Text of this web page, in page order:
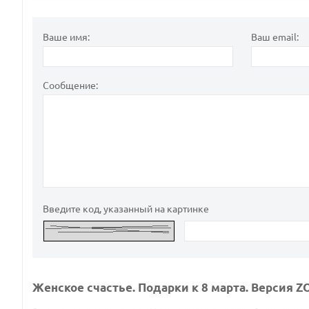
Ваше имя: Ваш email:
Сообщение:
Введите код, указанный на картинке
Женское счастье. Подарки к 8 марта. Версия